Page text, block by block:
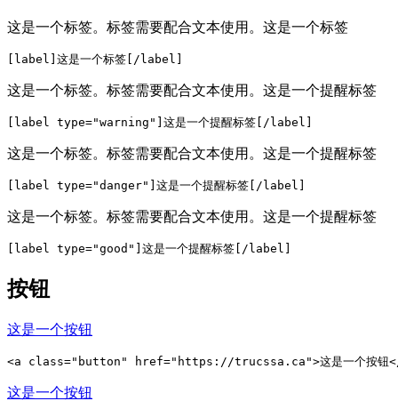
这是一个标签。标签需要配合文本使用。 这是一个标签
[label]这是一个标签[/label]
这是一个标签。标签需要配合文本使用。 这是一个提醒标签
[label type="warning"]这是一个提醒标签[/label]
这是一个标签。标签需要配合文本使用。 这是一个提醒标签
[label type="danger"]这是一个提醒标签[/label]
这是一个标签。标签需要配合文本使用。 这是一个提醒标签
[label type="good"]这是一个提醒标签[/label]
按钮
这是一个按钮
<a class="button" href="https://trucssa.ca">这是一个按钮
这是一个按钮